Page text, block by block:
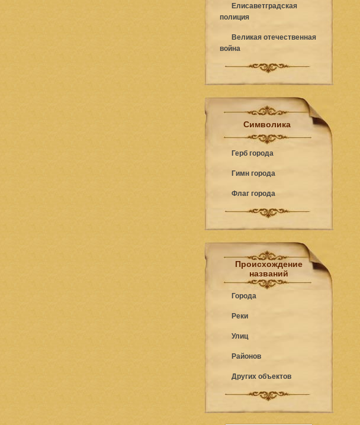
Елисаветградская
полиция
Великая отечественная
война
Символика
Герб города
Гимн города
Флаг города
Происхождение
названий
Города
Реки
Улиц
Районов
Других объектов